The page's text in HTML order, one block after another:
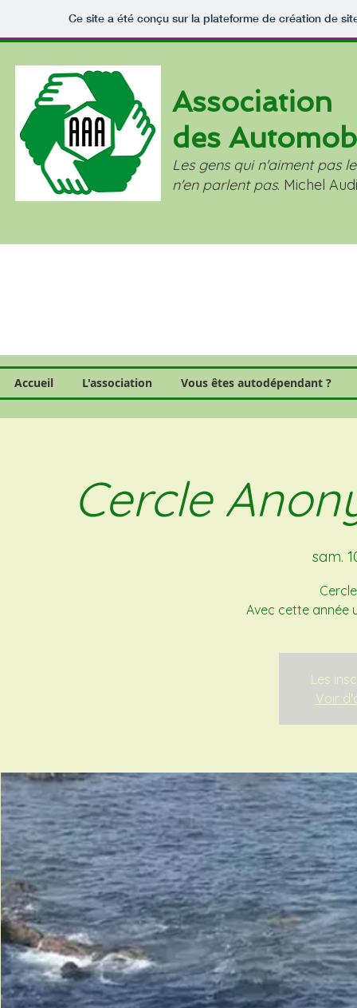
Ce site a été conçu sur la plateforme de création de
Association
des
Les gens qui n'aiment pas
n'en parlent pas. Michel
Accueil L'association Vous êtes autodépendant ?
Cercle
sam.
Avec cette année
Les
Voir